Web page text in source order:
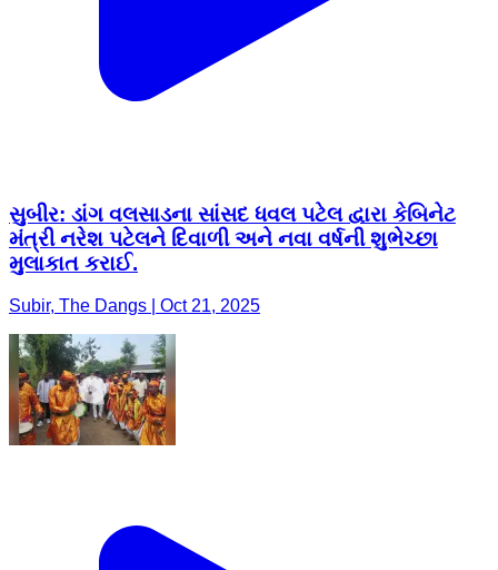
સુબીર: ડાંગ વલસાડના સાંસદ ધવલ પટેલ દ્વારા કેબિનેટ
મંત્રી નરેશ પટેલને દિવાળી અને નવા વર્ષની શુભેચ્છા
મુલાકાત કરાઈ.
Subir, The Dangs | Oct 21, 2025